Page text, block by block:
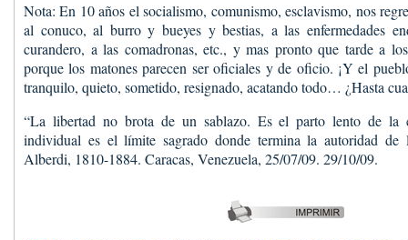
Nota: En 10 años el socialismo, comunismo, esclavismo, nos
al conuco, al burro y bueyes y bestias, a las enfermedades
curandero, a las comadronas, etc., y mas pronto que tarde a
porque los matones parecen ser oficiales y de oficio. ¡Y el
tranquilo, quieto, sometido, resignado, acatando todo… ¿Hasta
“La libertad no brota de un sablazo. Es el parto lento de la
individual es el límite sagrado donde termina la autoridad de
Alberdi, 1810-1884. Caracas, Venezuela, 25/07/09. 29/10/09.